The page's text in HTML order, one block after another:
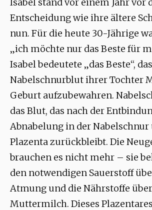
Entscheidung wie ihre ältere
nun. Für die heute 30-Jährige
„ich möchte nur das Beste für
Isabel bedeutete „das Beste“, das
Nabelschnurblut ihrer Tochter
Geburt aufzubewahren.
das Blut, das nach der
Abnabelung in der Nabelschnur
Plazenta zurückbleibt. Die
brauchen es nicht mehr – sie
den notwendigen Sauerstoff
Atmung und die Nährstoffe
Muttermilch. Dieses